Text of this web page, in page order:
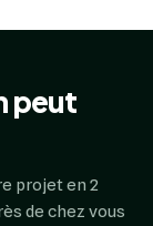
peut
projet en 2
de chez vous